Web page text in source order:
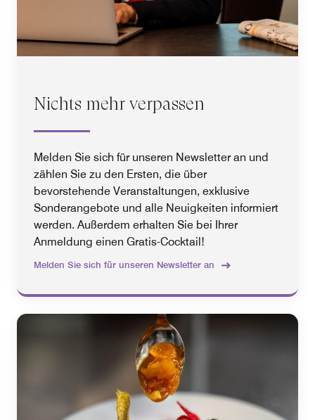
Nichts mehr verpassen
Melden Sie sich für unseren Newsletter an und
zählen Sie zu den Ersten, die über
bevorstehende Veranstaltungen, exklusive
Sonderangebote und alle Neuigkeiten informiert
werden. Außerdem erhalten Sie bei Ihrer
Anmeldung einen Gratis-Cocktail!
Melden Sie sich für unseren Newsletter an